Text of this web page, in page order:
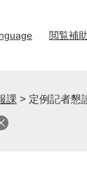
閲覧補助
課 > 定例記者懇